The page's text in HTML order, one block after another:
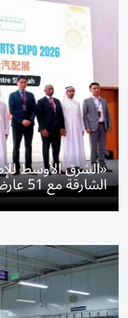
«الشرق الأوسط
الشارقة مع 51 عارضاً